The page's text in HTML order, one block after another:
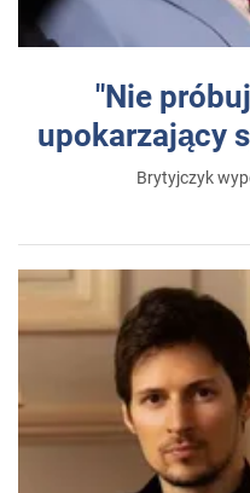
"Nie
upokarzający
Brytyjczyk